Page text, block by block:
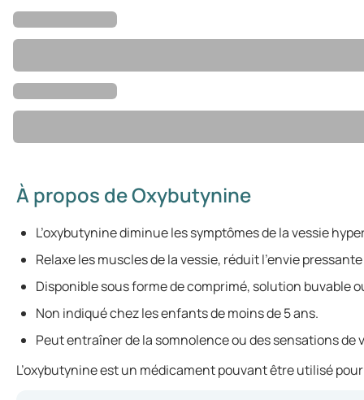
À propos de Oxybutynine
L’oxybutynine diminue les symptômes de la vessie
Relaxe les muscles de la vessie, réduit l’envie
Disponible sous forme de comprimé, solution buvable
Non indiqué chez les enfants de moins de 5 ans.
Peut entraîner de la somnolence ou des sensations de
L’oxybutynine est un médicament pouvant être utilisé